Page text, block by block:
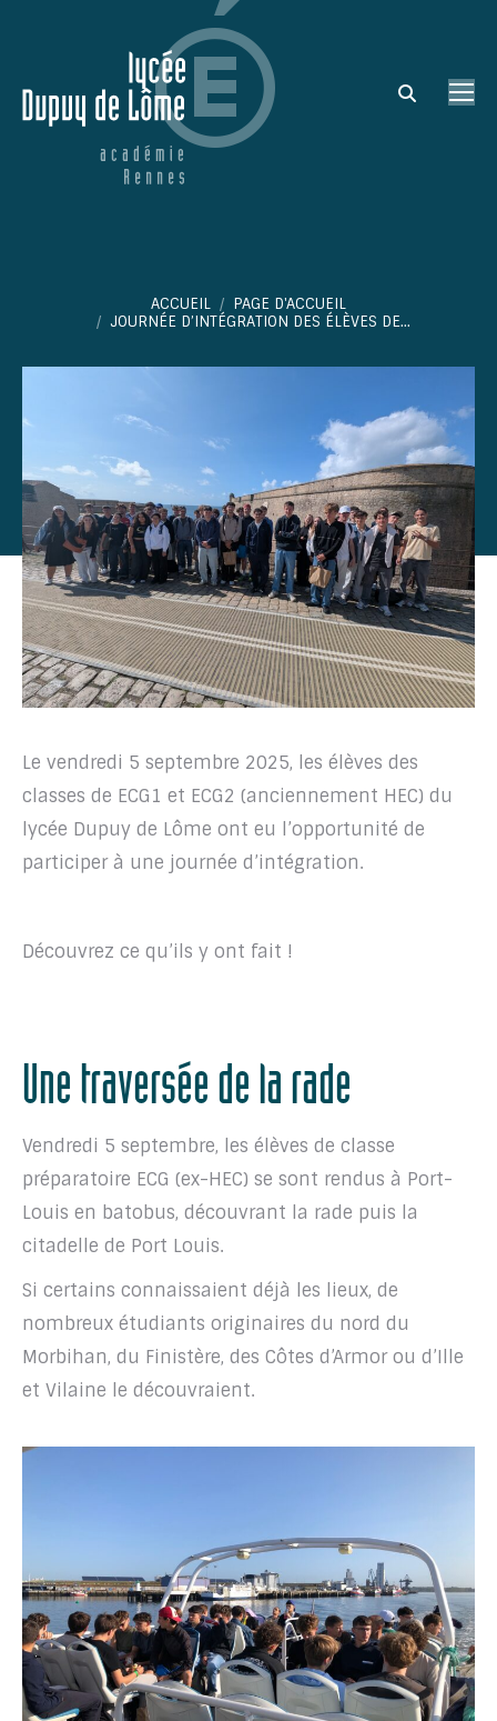
Search:
ACCUEIL
PAGE D'ACCUEIL
JOURNÉE D’INTÉGRATION DES ÉLÈVES DE…
Le vendredi 5 septembre 2025, les élèves des
classes de ECG1 et ECG2 (anciennement HEC) du
lycée Dupuy de Lôme ont eu l’opportunité de
participer à une journée d’intégration.
Découvrez ce qu’ils y ont fait !
Une traversée de la rade
Vendredi 5 septembre, les élèves de classe
préparatoire ECG (ex-HEC) se sont rendus à Port-
Louis en batobus, découvrant la rade puis la
citadelle de Port Louis.
Si certains connaissaient déjà les lieux, de
nombreux étudiants originaires du nord du
Morbihan, du Finistère, des Côtes d’Armor ou d’Ille
et Vilaine le découvraient.